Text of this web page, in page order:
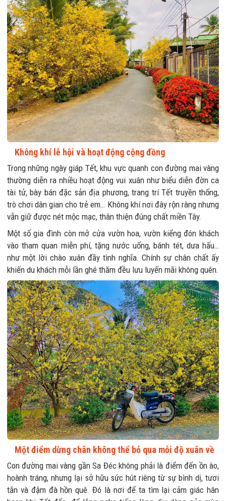
Không khí lễ hội và hoạt động cộng đồng
Trong những ngày giáp Tết, khu vực quanh con đường mai vàng
thường diễn ra nhiều hoạt động vui xuân như biểu diễn đờn ca
tài tử, bày bán đặc sản địa phương, trang trí Tết truyền thống,
trò chơi dân gian cho trẻ em… Không khí nơi đây rộn ràng nhưng
vẫn giữ được nét mộc mạc, thân thiện đúng chất miền Tây.
Một số gia đình còn mở cửa vườn hoa, vườn kiểng đón khách
vào tham quan miễn phí, tặng nước uống, bánh tét, dưa hấu…
như một lời chào xuân đầy tình nghĩa. Chính sự chân chất ấy
khiến du khách mỗi lần ghé thăm đều lưu luyến mãi không quên.
Một điểm dừng chân không thể bỏ qua mỗi độ xuân về
Con đường mai vàng gần Sa Đéc không phải là điểm đến ồn ào,
hoành tráng, nhưng lại sở hữu sức hút riêng từ sự bình dị, tươi
tắn và đậm đà hồn quê. Đó là nơi để ta tìm lại cảm giác hân